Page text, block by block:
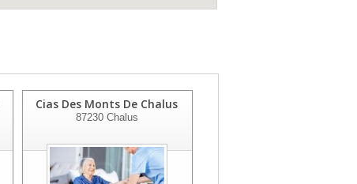
Cias Des Monts De Chalus
87230Chalus